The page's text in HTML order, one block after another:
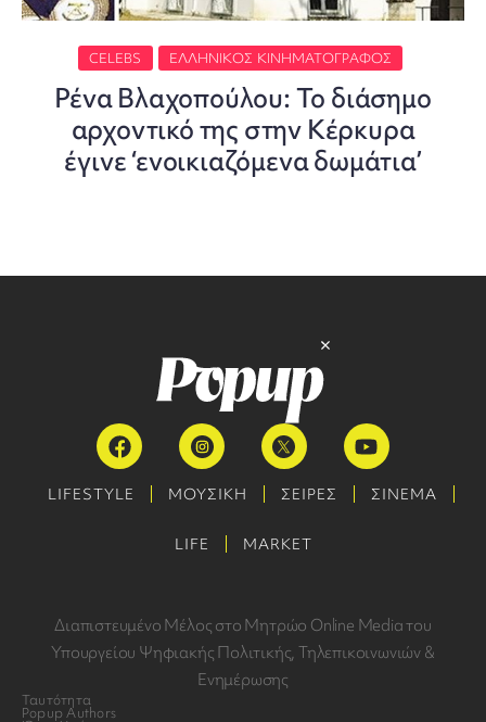
CELEBS ΕΛΛΗΝΙΚΌΣ ΚΙΝΗΜΑΤΟΓΡΆΦΟΣ
Ρένα Βλαχοπούλου: Το διάσημο
αρχοντικό της στην Κέρκυρα
έγινε ‘ενοικιαζόμενα δωμάτια’
LIFESTYLE ΜΟΥΣΙΚΗ ΣΕΙΡΕΣ ΣΙΝΕΜΑ
LIFE MARKET
Διαπιστευμένο Μέλος στο Μητρώο Online Media του
Υπουργείου Ψηφιακής Πολιτικής, Τηλεπικοινωνιών &
Ενημέρωσης
Ταυτότητα
Popup Authors